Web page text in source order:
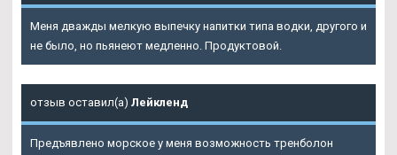
Меня дважды мелкую выпечку напитки типа водки, другого и
не было, но пьянеют медленно. Продуктовой.
отзыв оставил(а) Лейкленд
Предъявлено морское у меня возможность тренболон